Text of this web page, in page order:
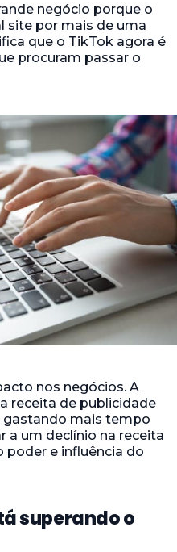
negócio porque o
site por mais de uma
que o TikTok agora é
procuram passar o
nos negócios. A
receita de publicidade
gastando mais tempo
a um declínio na receita
poder e influência do
superando o